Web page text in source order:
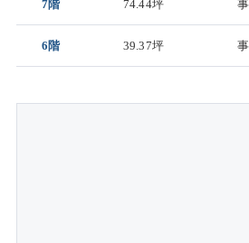
7階 74.44坪
6階 39.37坪